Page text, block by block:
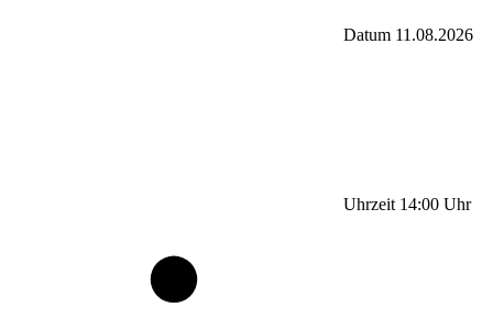
Datum 11.08.2026
Uhrzeit 14:00 Uhr